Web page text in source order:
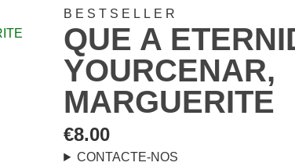
BESTSELLER
QUE A
YOURCENAR,
MARGUERITE
€8.00
CONTACTE-NOS